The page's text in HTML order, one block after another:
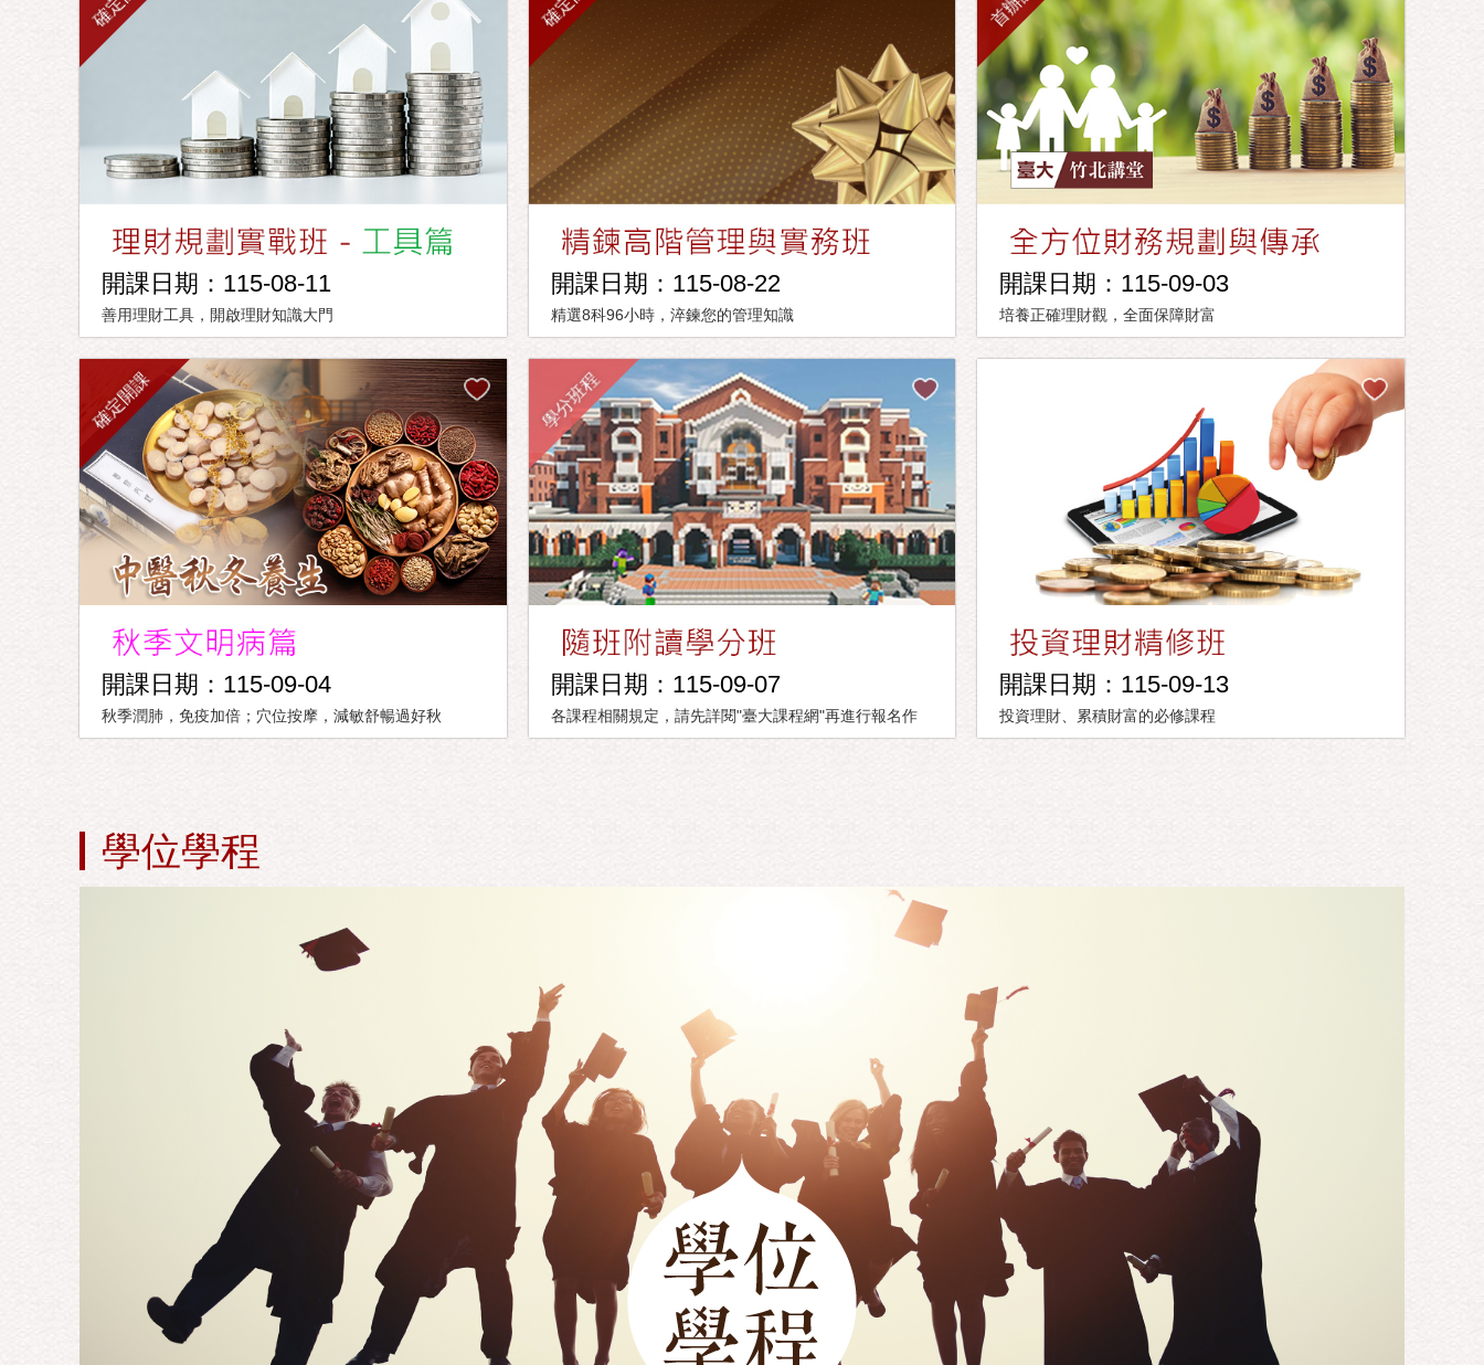
開課日期：115-08-11
善用理財工具，開啟理財知識大門
開課日期：115-08-22
精選8科96小時，淬鍊您的管理知識
開課日期：115-09-03
培養正確理財觀，全面保障財富
確定開課
開課日期：115-09-04
秋季潤肺，免疫加倍；穴位按摩，減敏舒暢過好秋
學分班程
開課日期：115-09-07
各課程相關規定，請先詳閱"臺大課程網"再進行報名作
業。
開課日期：115-09-13
投資理財、累積財富的必修課程
學位學程